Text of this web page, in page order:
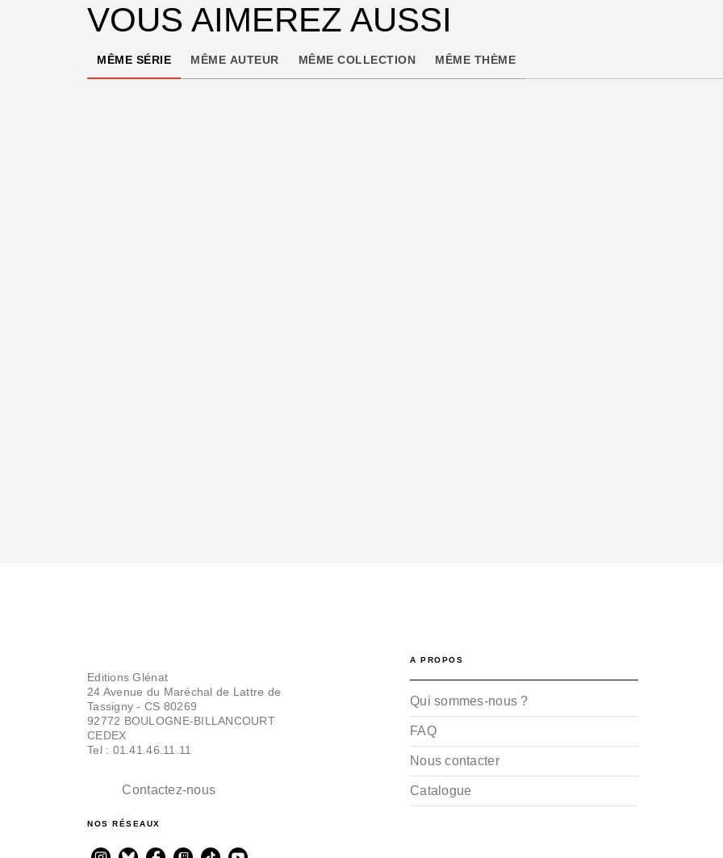
VOUS AIMEREZ AUSSI
MÊME SÉRIE MÊME AUTEUR MÊME COLLECTION MÊME THÈME
Editions Glénat
24 Avenue du Maréchal de Lattre de
Tassigny - CS 80269
92772 BOULOGNE-BILLANCOURT
CEDEX
Tel : 01.41.46.11.11
Contactez-nous
NOS RÉSEAUX
A PROPOS
Qui sommes-nous ?
FAQ
Nous contacter
Catalogue